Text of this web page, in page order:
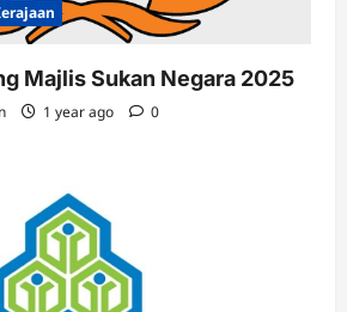
Majlis Sukan Negara 2025
1 year ago 0